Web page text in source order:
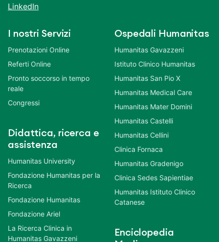
LinkedIn
I nostri Servizi
Prenotazioni Online
Referti Online
Pronto soccorso in tempo
reale
Congressi
Didattica, ricerca e
assistenza
Humanitas University
Fondazione Humanitas per la
Ricerca
Fondazione Humanitas
Fondazione Ariel
La Ricerca Clinica in
Humanitas Gavazzeni
Ospedali Humanitas
Humanitas Gavazzeni
Istituto Clinico Humanitas
Humanitas San Pio X
Humanitas Medical Care
Humanitas Mater Domini
Humanitas Castelli
Humanitas Cellini
Clinica Fornaca
Humanitas Gradenigo
Clinica Sedes Sapientiae
Humanitas Istituto Clinico
Catanese
Enciclopedia